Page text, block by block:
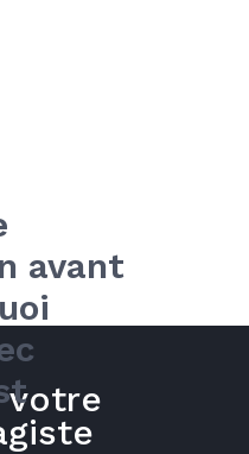
avant
votre